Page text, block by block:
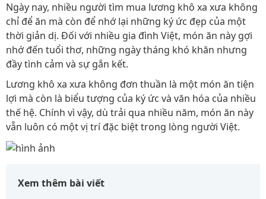
Ngày nay, nhiều người tìm mua lương khô xa xưa không
chỉ để ăn mà còn để nhớ lại những ký ức đẹp của một
thời giản dị. Đối với nhiều gia đình Việt, món ăn này gợi
nhớ đến tuổi thơ, những ngày tháng khó khăn nhưng
đầy tình cảm và sự gắn kết.
Lương khô xa xưa không đơn thuần là một món ăn tiện
lợi mà còn là biểu tượng của ký ức và văn hóa của nhiều
thế hệ. Chính vì vậy, dù trải qua nhiều năm, món ăn này
vẫn luôn có một vị trí đặc biệt trong lòng người Việt.
Xem thêm bài viết